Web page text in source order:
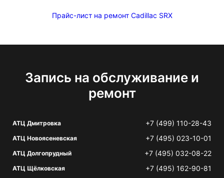
Прайс-лист на ремонт Cadillac SRX
Запись на обслуживание и
ремонт
АТЦ Дмитровка +7 (499) 110-28-43
АТЦ Новоясеневская +7 (495) 023-10-01
АТЦ Долгопрудный +7 (495) 032-08-22
АТЦ Щёлковская +7 (495) 162-90-81